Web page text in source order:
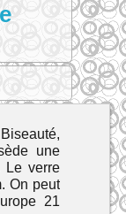
une
Le verre
On peut
21